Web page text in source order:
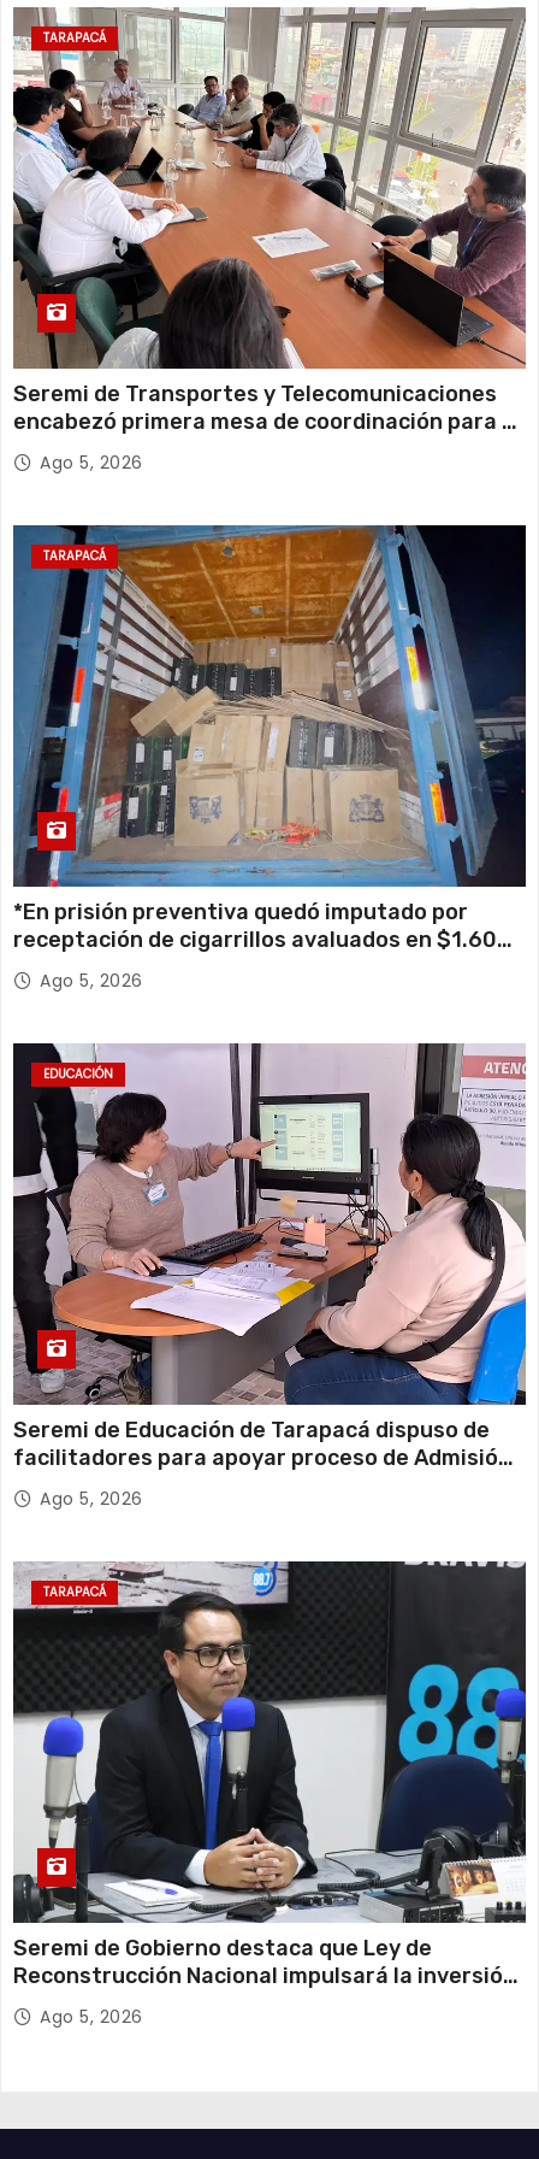
10 de agosto
Lunes 20°C 16°C
11 de agosto
Martes 21°C 18°C
TARAPACÁ
Seremi de Transportes y Telecomunicaciones
encabezó primera mesa de coordinación para el
retiro de cables en desuso en Iquique
Ago 5, 2026
TARAPACÁ
*En prisión preventiva quedó imputado por
receptación de cigarrillos avaluados en $1.600
millones*
Ago 5, 2026
EDUCACIÓN
Seremi de Educación de Tarapacá dispuso de
facilitadores para apoyar proceso de Admisión
Escolar 2027
Ago 5, 2026
TARAPACÁ
Seremi de Gobierno destaca que Ley de
Reconstrucción Nacional impulsará la inversión
y el empleo en Tarapacá
Ago 5, 2026